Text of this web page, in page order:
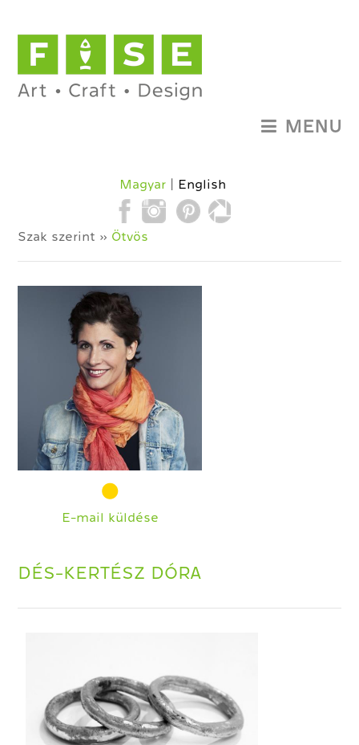
Magyar English
MENU
Szak szerint » Ötvös
E-mail küldése
DÉS-KERTÉSZ DÓRA